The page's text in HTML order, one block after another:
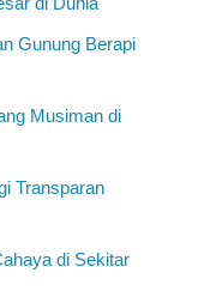
Gunung Berapi
Musiman di
Transparan
di Sekitar